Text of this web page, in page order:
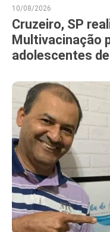
10/08/2026
Cruzeiro, SP
Multivacinação
adolescentes